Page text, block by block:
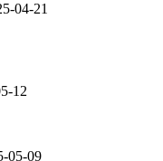
04-21
12
05-09